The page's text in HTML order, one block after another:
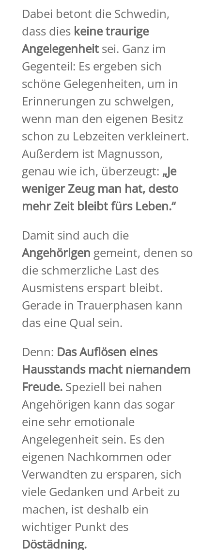
Dabei betont die Schwedin,
dass dies keine traurige
Angelegenheitsei. Ganz im
Gegenteil: Es ergeben sich
schöne Gelegenheiten, um in
Erinnerungen zu schwelgen,
wenn man den eigenen Besitz
schon zu Lebzeiten verkleinert.
Außerdem ist Magnusson,
genau wie ich, überzeugt: „Je
weniger Zeug man hat, desto
mehr Zeit bleibt fürs Leben.“
Damit sind auch die
Angehörigen gemeint, denen so
die schmerzliche Last des
Ausmistens erspart bleibt.
Gerade in Trauerphasen kann
das eine Qual sein.
Denn: Das Auflösen eines
Hausstands macht niemandem
Freude.Speziell bei nahen
Angehörigen kann das sogar
eine sehr emotionale
Angelegenheit sein. Es den
eigenen Nachkommen oder
Verwandten zu ersparen, sich
viele Gedanken und Arbeit zu
machen, ist deshalb ein
wichtiger Punkt des
Döstädning.